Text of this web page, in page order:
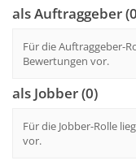
als Auftraggeber
Für die Auftraggeber-
Bewertungen vor.
als Jobber (0)
Für die Jobber-Rolle
vor.